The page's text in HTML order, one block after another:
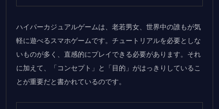
ハイパーカジュアルゲームは、老若男女、世界中の誰もが気
軽に遊べるスマホゲームです。チュートリアルを必要としな
いものが多く、直感的にプレイできる必要があります。それ
に加えて、「コンセプト」と「目的」がはっきりしているこ
とが重要だと書かれているのです。